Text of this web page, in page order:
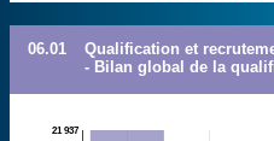
06.01
Qualification et
- Bilan global de la
21 937